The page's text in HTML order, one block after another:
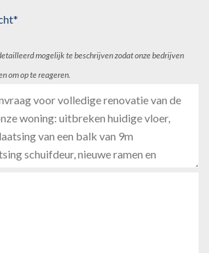
mogelijk te beschrijven zodat onze bedrijven
om op te reageren.